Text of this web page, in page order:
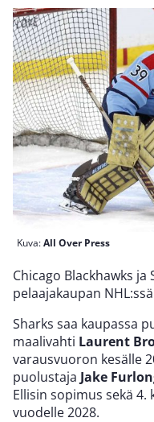
Kuva:All Over Press
Chicago Blackhawks ja
pelaajakaupan
Sharks saa kaupassa
maalivahti Laurent
varausvuoron kesälle
puolustaja Jake
Ellisin sopimus sekä
vuodelle 2028.